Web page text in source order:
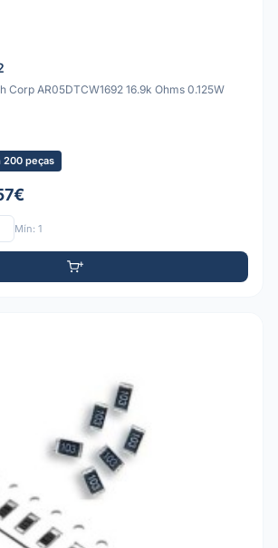
Corp AR05DTCW1692 16.9k Ohms 0.125W
200 peças
Mín: 1